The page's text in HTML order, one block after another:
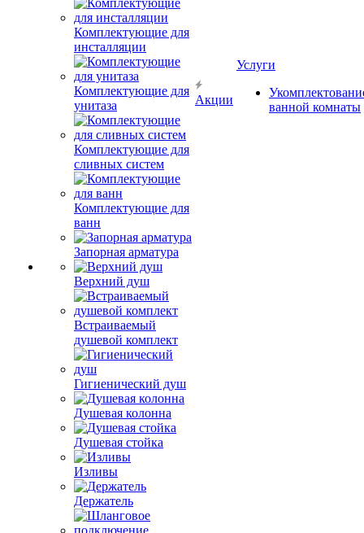
Комплектующие для
инсталляции
Комплектующие для
унитаза
Комплектующие для
сливных систем
Комплектующие для
ванн
Запорная арматура
Верхний душ
Встраиваемый
душевой комплект
Гигиенический душ
Душевая колонна
Душевая стойка
Изливы
Держатель
Акции
Услуги
ванной комнаты